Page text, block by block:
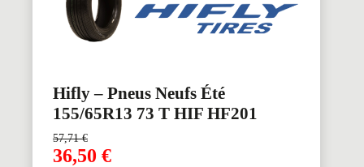
Hifly – Pneus Neufs Été
155/65R13 73 T HIF HF201
57,71€
36,50 €